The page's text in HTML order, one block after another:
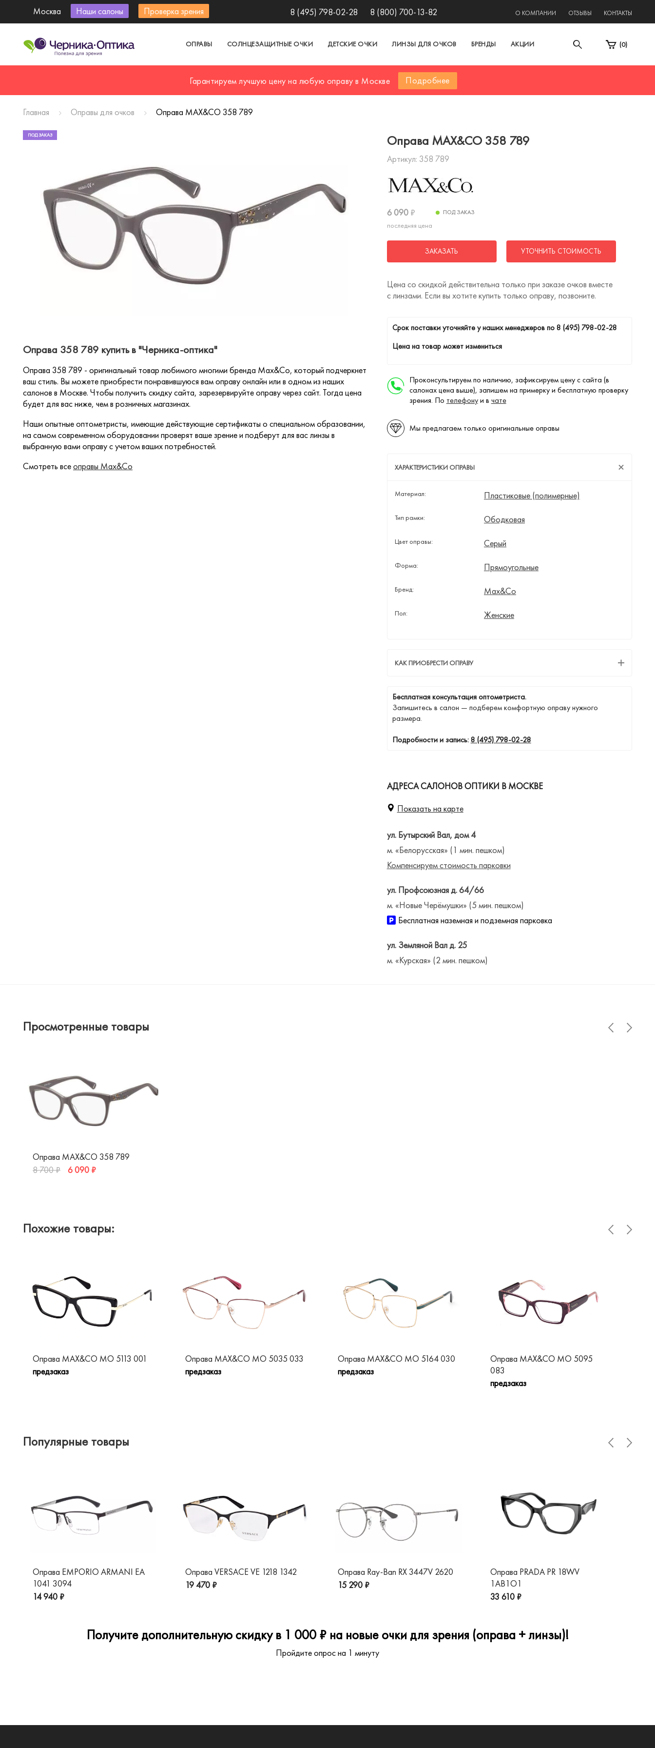
Москва Наши салоны Проверка зрения 8 (495) 798-02-28 8 (800) 700-13-82 О КОМПАНИИ ОТЗЫВЫ КОНТАКТЫ
ОПРАВЫ СОЛНЦЕЗАЩИТНЫЕ ОЧКИ ДЕТСКИЕ ОЧКИ ЛИНЗЫ ДЛЯ ОЧКОВ БРЕНДЫ АКЦИИ (0)
Гарантируем лучшую цену на любую оправу в Москве Подробнее
Главная Оправы для очков Оправа MAX&CO 358 789
Оправа MAX&CO 358 789
Артикул: 358 789
6 090 ₽
последняя цена
ПОД ЗАКАЗ
ЗАКАЗАТЬ УТОЧНИТЬ СТОИМОСТЬ
Цена со скидкой действительна только при заказе очков вместе
с линзами. Если вы хотите купить только оправу, позвоните.
Cрок поставки уточняйте у наших менеджеров по8 (495) 798-02-28
Цена на товар может измениться
Проконсультируем по наличию, зафиксируем цену с сайта (в
салонах цена выше), запишем на примерку и бесплатную проверку
зрения. По телефонуи в чате
Мы предлагаем только оригинальные оправы
ХАРАКТЕРИСТИКИ ОПРАВЫ
Материал: Пластиковые (полимерные)
Тип рамки: Ободковая
Цвет оправы: Серый
Форма: Прямоугольные
Бренд: Max&Co
Пол: Женские
КАК ПРИОБРЕСТИ ОПРАВУ
Бесплатная консультация оптометриста.
Запишитесь в салон — подберем комфортную оправу нужного
размера.
Подробности и запись:8 (495) 798-02-28
АДРЕСА САЛОНОВ ОПТИКИ В МОСКВЕ
Показать на карте
ул. Бутырский Вал, дом 4
м. «Белорусская» (1 мин. пешком)
Компенсируем стоимость парковки
ул. Профсоюзная д. 64/66
м. «Новые Черёмушки» (5 мин. пешком)
Бесплатная наземная и подземная парковка
ул. Земляной Вал д. 25
м. «Курская» (2 мин. пешком)
ПОД ЗАКАЗ
Оправа 358 789 купить в "Черника-оптика"
Оправа 358 789 - оригинальный товар любимого многими бренда Max&Co, который подчеркнет
ваш стиль. Вы можете приобрести понравившуюся вам оправу онлайн или в одном из наших
салонов в Москве. Чтобы получить скидку сайта, зарезервируйте оправу через сайт. Тогда цена
будет для вас ниже, чем в розничных магазинах.
Наши опытные оптометристы, имеющие действующие сертификаты о специальном образовании,
на самом современном оборудовании проверят ваше зрение и подберут для вас линзы в
выбранную вами оправу с учетом ваших потребностей.
Смотреть всеоправы Max&Co
Просмотренные товары
Оправа MAX&CO 358 789
8 700 ₽
6 090 ₽
Похожие товары:
Оправа MAX&CO MO 5113 001
предзаказ
Оправа MAX&CO MO 5035 033
предзаказ
Оправа MAX&CO MO 5164 030
предзаказ
Оправа MAX&CO MO 5095
083
предзаказ
Популярные товары
Оправа EMPORIO ARMANI EA
1041 3094
14 940 ₽
Оправа VERSACE VE 1218 1342
19 470 ₽
Оправа Ray-Ban RX 3447V 2620
15 290 ₽
Оправа PRADA PR 18WV
1AB1O1
33 610 ₽
Получите дополнительную скидку в 1 000 ₽ на новые очки для зрения (оправа + линзы)!
Пройдите опрос на 1 минуту